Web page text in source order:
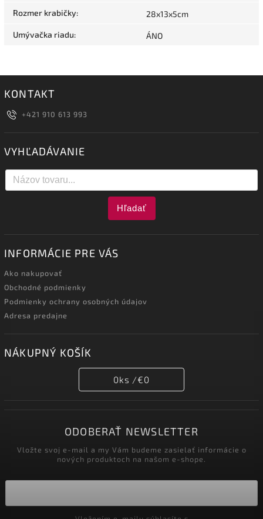
Rozmer krabičky: 28x13x5cm
Umývačka riadu: ÁNO
KONTAKT
+421 910 613 993
VYHĽADÁVANIE
Hľadať
INFORMÁCIE PRE VÁS
Ako nakupovať
Obchodné podmienky
Podmienky ochrany osobných údajov
Adresa predajne
NÁKUPNÝ KOŠÍK
0ks /€0
ODOBERAŤ NEWSLETTER
Vložte svoj e-mail a my Vám budeme zasielať informácie o
nových produktoch na našom e-shope.